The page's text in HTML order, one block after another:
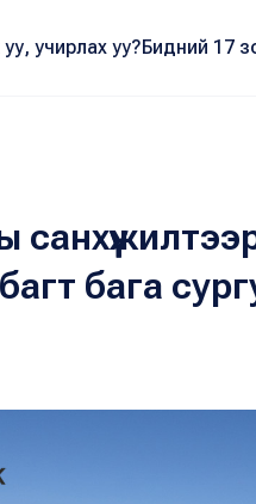
учирлах уу?Бидний 17
бага